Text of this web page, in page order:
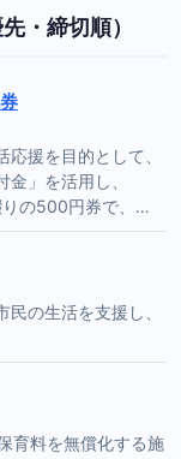
・締切順）
援を目的として、
」を活用し、
りの500円券で、…
の生活を支援し、
育料を無償化する施